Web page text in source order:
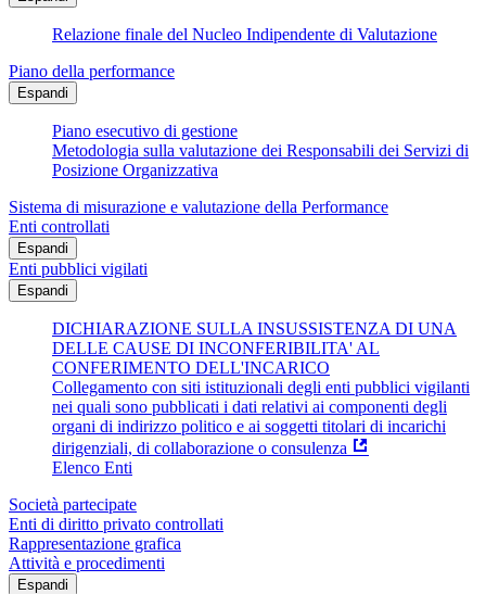
Relazione finale del Nucleo Indipendente di Valutazione
Piano della performance
Espandi
Piano esecutivo di gestione
Metodologia sulla valutazione dei Responsabili dei Servizi di
Posizione Organizzativa
Sistema di misurazione e valutazione della Performance
Enti controllati
Espandi
Enti pubblici vigilati
Espandi
DICHIARAZIONE SULLA INSUSSISTENZA DI UNA
DELLE CAUSE DI INCONFERIBILITA' AL
CONFERIMENTO DELL'INCARICO
Collegamento con siti istituzionali degli enti pubblici vigilanti
nei quali sono pubblicati i dati relativi ai componenti degli
organi di indirizzo politico e ai soggetti titolari di incarichi
dirigenziali, di collaborazione o consulenza
Elenco Enti
Società partecipate
Enti di diritto privato controllati
Rappresentazione grafica
Attività e procedimenti
Espandi